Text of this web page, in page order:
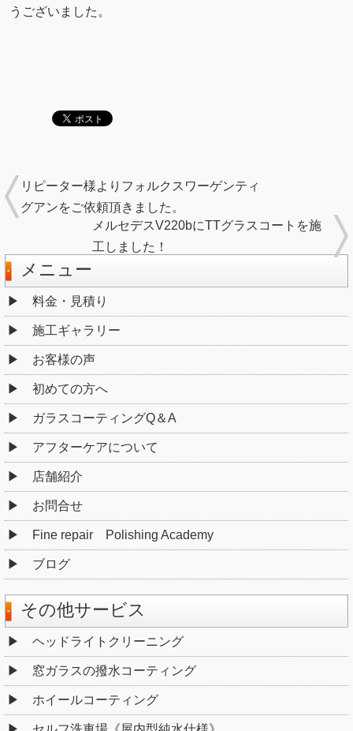
うございました。
リピーター様よりフォルクスワーゲンティ
グアンをご依頼頂きました。
メルセデスV220bにTTグラスコートを施
工しました！
メニュー
料金・見積り
施工ギャラリー
お客様の声
初めての方へ
ガラスコーティングQ＆A
アフターケアについて
店舗紹介
お問合せ
Fine repair Polishing Academy
ブログ
その他サービス
ヘッドライトクリーニング
窓ガラスの撥水コーティング
ホイールコーティング